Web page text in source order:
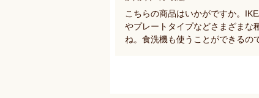
こちらの商品はいかがですか。
やプレートタイプなどさまざまな
ね。食洗機も使うことができるの